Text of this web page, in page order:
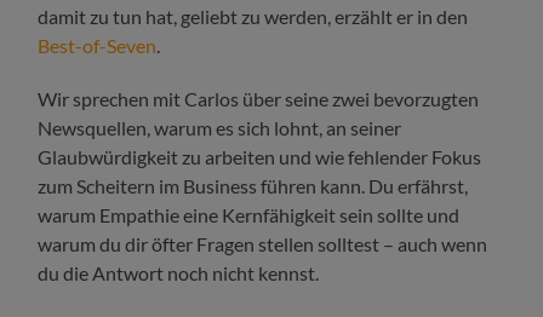
damit zu tun hat, geliebt zu werden, erzählt er in den
Best-of-Seven.
Wir sprechen mit Carlos über seine zwei bevorzugten
Newsquellen, warum es sich lohnt, an seiner
Glaubwürdigkeit zu arbeiten und wie fehlender Fokus
zum Scheitern im Business führen kann. Du erfährst,
warum Empathie eine Kernfähigkeit sein sollte und
warum du dir öfter Fragen stellen solltest – auch wenn
du die Antwort noch nicht kennst.